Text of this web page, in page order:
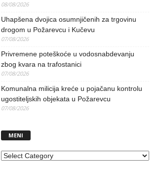
08/08/2026
Uhapšena dvojica osumnjičenih za trgovinu
drogom u Požarevcu i Kučevu
07/08/2026
Privremene poteškoće u vodosnabdevanju
zbog kvara na trafostanici
07/08/2026
Komunalna milicija kreće u pojačanu kontrolu
ugostiteljskih objekata u Požarevcu
07/08/2026
MENI
MENI